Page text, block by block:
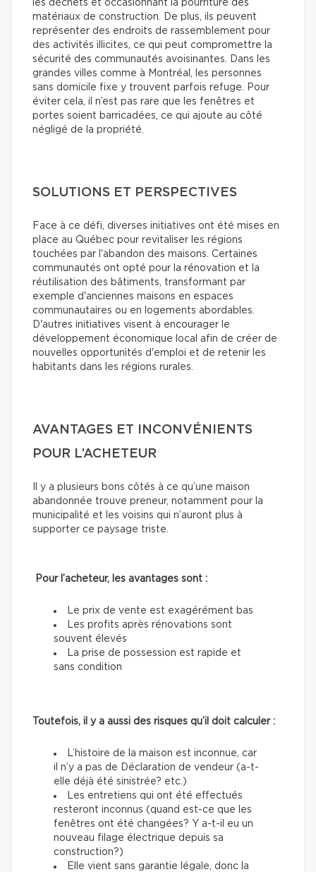
les déchets et occasionnant la pourriture des
matériaux de construction. De plus, ils peuvent
représenter des endroits de rassemblement pour
des activités illicites, ce qui peut compromettre la
sécurité des communautés avoisinantes. Dans les
grandes villes comme à Montréal, les personnes
sans domicile fixe y trouvent parfois refuge. Pour
éviter cela, il n’est pas rare que les fenêtres et
portes soient barricadées, ce qui ajoute au côté
négligé de la propriété.
SOLUTIONS ET PERSPECTIVES
Face à ce défi, diverses initiatives ont été mises en
place au Québec pour revitaliser les régions
touchées par l'abandon des maisons. Certaines
communautés ont opté pour la rénovation et la
réutilisation des bâtiments, transformant par
exemple d'anciennes maisons en espaces
communautaires ou en logements abordables.
D'autres initiatives visent à encourager le
développement économique local afin de créer de
nouvelles opportunités d'emploi et de retenir les
habitants dans les régions rurales.
AVANTAGES ET INCONVÉNIENTS
POUR L’ACHETEUR
Il y a plusieurs bons côtés à ce qu’une maison
abandonnée trouve preneur, notamment pour la
municipalité et les voisins qui n’auront plus à
supporter ce paysage triste.
Pour l’acheteur, les avantages sont :
Le prix de vente est exagérément bas
Les profits après rénovations sont
souvent élevés
La prise de possession est rapide et
sans condition
Toutefois, il y a aussi des risques qu’il doit calculer :
L’histoire de la maison est inconnue, car
il n’y a pas de Déclaration de vendeur (a-t-
elle déjà été sinistrée? etc.)
Les entretiens qui ont été effectués
resteront inconnus (quand est-ce que les
fenêtres ont été changées? Y a-t-il eu un
nouveau filage électrique depuis sa
construction?)
Elle vient sans garantie légale, donc la